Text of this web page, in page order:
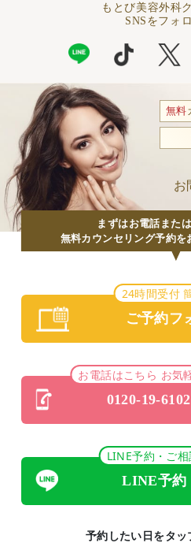
もとび美容外科
SNSをフォ
無料
お
まずはお電話また
無料カウンセリング予約を
24時間受付
ご予約フ
お電話はこちら お気
0120-19-6102
LINE予約・ご
LINE予約
予約したい日をタ